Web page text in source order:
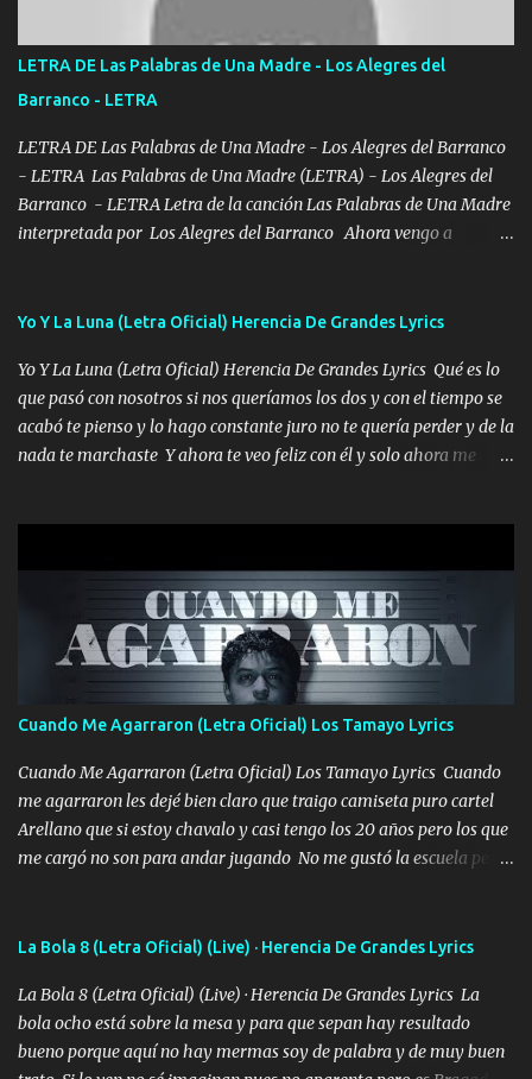
POR CLAVE ES EL CALI 4 EN LA CIUDAD TIJUANA Música Al
tirante andamos mi carnal atento a cualquier necesidad no porque
se ve limpio el camino nos confiamos al andar y nunca con la
misma piedra me vuelvo a tropezar Cuando ando de enamorado
en corto me tiró a per...
LETRA DE Las Palabras de Una Madre - Los Alegres del
Barranco - LETRA
LETRA DE Las Palabras de Una Madre - Los Alegres del Barranco
- LETRA Las Palabras de Una Madre (LETRA) - Los Alegres del
Barranco - LETRA Letra de la canción Las Palabras de Una Madre
interpretada por Los Alegres del Barranco Ahora vengo a
viento a su hijo y aunque ahora ya este con Dios el destino así lo
seguiré esperando hasta volvernos a vernos El recuerdo que yo
tengo de mi mente no se va, en mi corazón me llevo lo mismo que
tu papá, a veces me pongo triste porque no puedo mirarte, mas se
que tu me escuchas porque tu eres mi gran ángel, El desespero me
Yo Y La Luna (Letra Oficial) Herencia De Grandes Lyrics
Yo Y La Luna (Letra Oficial) Herencia De Grandes Lyrics Qué es lo
que pasó con nosotros si nos queríamos los dos y con el tiempo se
acabó te pienso y lo hago constante juro no te quería perder y de la
nada te marchaste Y ahora te veo feliz con él y solo ahora me
pero eso ya no va a pasar me perderé en la soledad Porque me
mirabas bonito si yo no fui el final feliz el final fue triste pa mí Y
duele no tenerte aquí sabiendo que moría por ti yo y la luna
cantamos y por ti nos embriagamos Quién sabe qué será de mí si
contigo fui muy feliz a lo mejor no lloró pero muy en el fondo te
adoro
Cuando Me Agarraron (Letra Oficial) Los Tamayo Lyrics
Cuando Me Agarraron (Letra Oficial) Los Tamayo Lyrics Cuando
me agarraron les dejé bien claro que traigo camiseta puro cartel
Arellano que si estoy chavalo y casi tengo los 20 años pero los que
me cargó no son para andar jugando No me gustó la escuela pero
firme el legado que si como me llamó varios ya se han preguntado
fajado y mi R terciado me van a ver allá por TJ para un licenciado
mando un abrazo andamos al cien Choritas también Música
Ando en la colonia bien acelerado traigo un M2 que nunca me ha
La Bola 8 (Letra Oficial) (Live) · Herencia De Grandes Lyrics
La Bola 8 (Letra Oficial) (Live) · Herencia De Grandes Lyrics La
bola ocho está sobre la mesa y para que sepan hay resultado
bueno porque aquí no hay mermas soy de palabra y de muy buen